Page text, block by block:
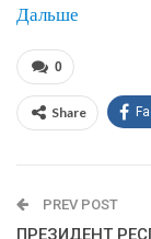
Дальше
0
Share
PREV POST
ПРЕЗИДЕНТ